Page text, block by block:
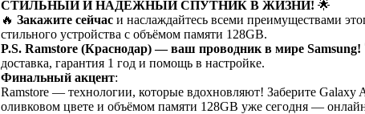
СТИЛЬНЫЙ И НАДЁЖНЫЙ СПУТНИК В ЖИЗНИ! 🌟
🔥 Закажите сейчас и наслаждайтесь всеми преимуществами
стильного устройства с объёмом памяти 128GB.
P.S. Ramstore (Краснодар) — ваш проводник в мире Samsung!
доставка, гарантия 1 год и помощь в настройке.
Финальный акцент:
Ramstore — технологии, которые вдохновляют! Заберите Galaxy
оливковом цвете и объёмом памяти 128GB уже сегодня —